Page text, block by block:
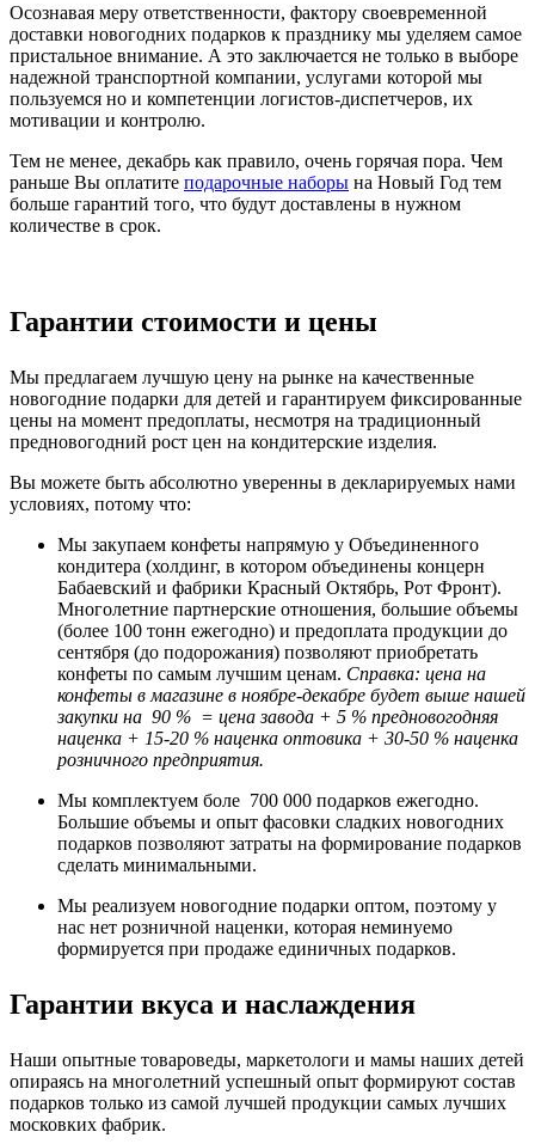
Осознавая меру ответственности, фактору своевременной
доставки новогодних подарков к празднику мы уделяем самое
пристальное внимание. А это заключается не только в выборе
надежной транспортной компании, услугами которой мы
пользуемся но и компетенции логистов-диспетчеров, их
мотивации и контролю.
Тем не менее, декабрь как правило, очень горячая пора. Чем
раньше Вы оплатите подарочные наборы на Новый Год тем
больше гарантий того, что будут доставлены в нужном
количестве в срок.
Гарантии стоимости и цены
Мы предлагаем лучшую цену на рынке на качественные
новогодние подарки для детей и гарантируем фиксированные
цены на момент предоплаты, несмотря на традиционный
предновогодний рост цен на кондитерские изделия.
Вы можете быть абсолютно уверенны в декларируемых нами
условиях, потому что:
Мы закупаем конфеты напрямую у Объединенного
кондитера (холдинг, в котором объединены концерн
Бабаевский и фабрики Красный Октябрь, Рот Фронт).
Многолетние партнерские отношения, большие объемы
(более 100 тонн ежегодно) и предоплата продукции до
сентября (до подорожания) позволяют приобретать
конфеты по самым лучшим ценам. Справка: цена на
конфеты в магазине в ноябре-декабре будет выше нашей
закупки на 90 % = цена завода + 5 % предновогодняя
наценка + 15-20 % наценка оптовика + 30-50 % наценка
розничного предприятия.
Мы комплектуем боле 700 000 подарков ежегодно.
Большие объемы и опыт фасовки сладких новогодних
подарков позволяют затраты на формирование подарков
сделать минимальными.
Мы реализуем новогодние подарки оптом, поэтому у
нас нет розничной наценки, которая неминуемо
формируется при продаже единичных подарков.
Гарантии вкуса и наслаждения
Наши опытные товароведы, маркетологи и мамы наших детей
опираясь на многолетний успешный опыт формируют состав
подарков только из самой лучшей продукции самых лучших
московких фабрик.